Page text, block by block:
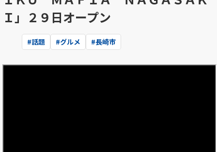
Ｉ」２９日オープン
#話題 #グルメ #長崎市